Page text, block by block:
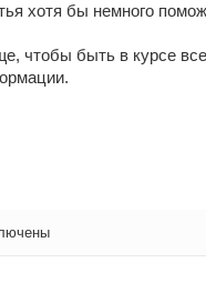
хотя бы немнοгο
чтобы быть в курсе